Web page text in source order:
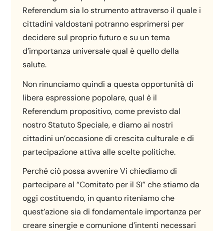
Referendum sia lo strumento attraverso il quale i
cittadini valdostani potranno esprimersi per
decidere sul proprio futuro e su un tema
d’importanza universale qual è quello della
salute.
Non rinunciamo quindi a questa opportunità di
libera espressione popolare, qual è il
Referendum propositivo, come previsto dal
nostro Statuto Speciale, e diamo ai nostri
cittadini un’occasione di crescita culturale e di
partecipazione attiva alle scelte politiche.
Perché ciò possa avvenire Vi chiediamo di
partecipare al “Comitato per il Sì” che stiamo da
oggi costituendo, in quanto riteniamo che
quest’azione sia di fondamentale importanza per
creare sinergie e comunione d’intenti necessari